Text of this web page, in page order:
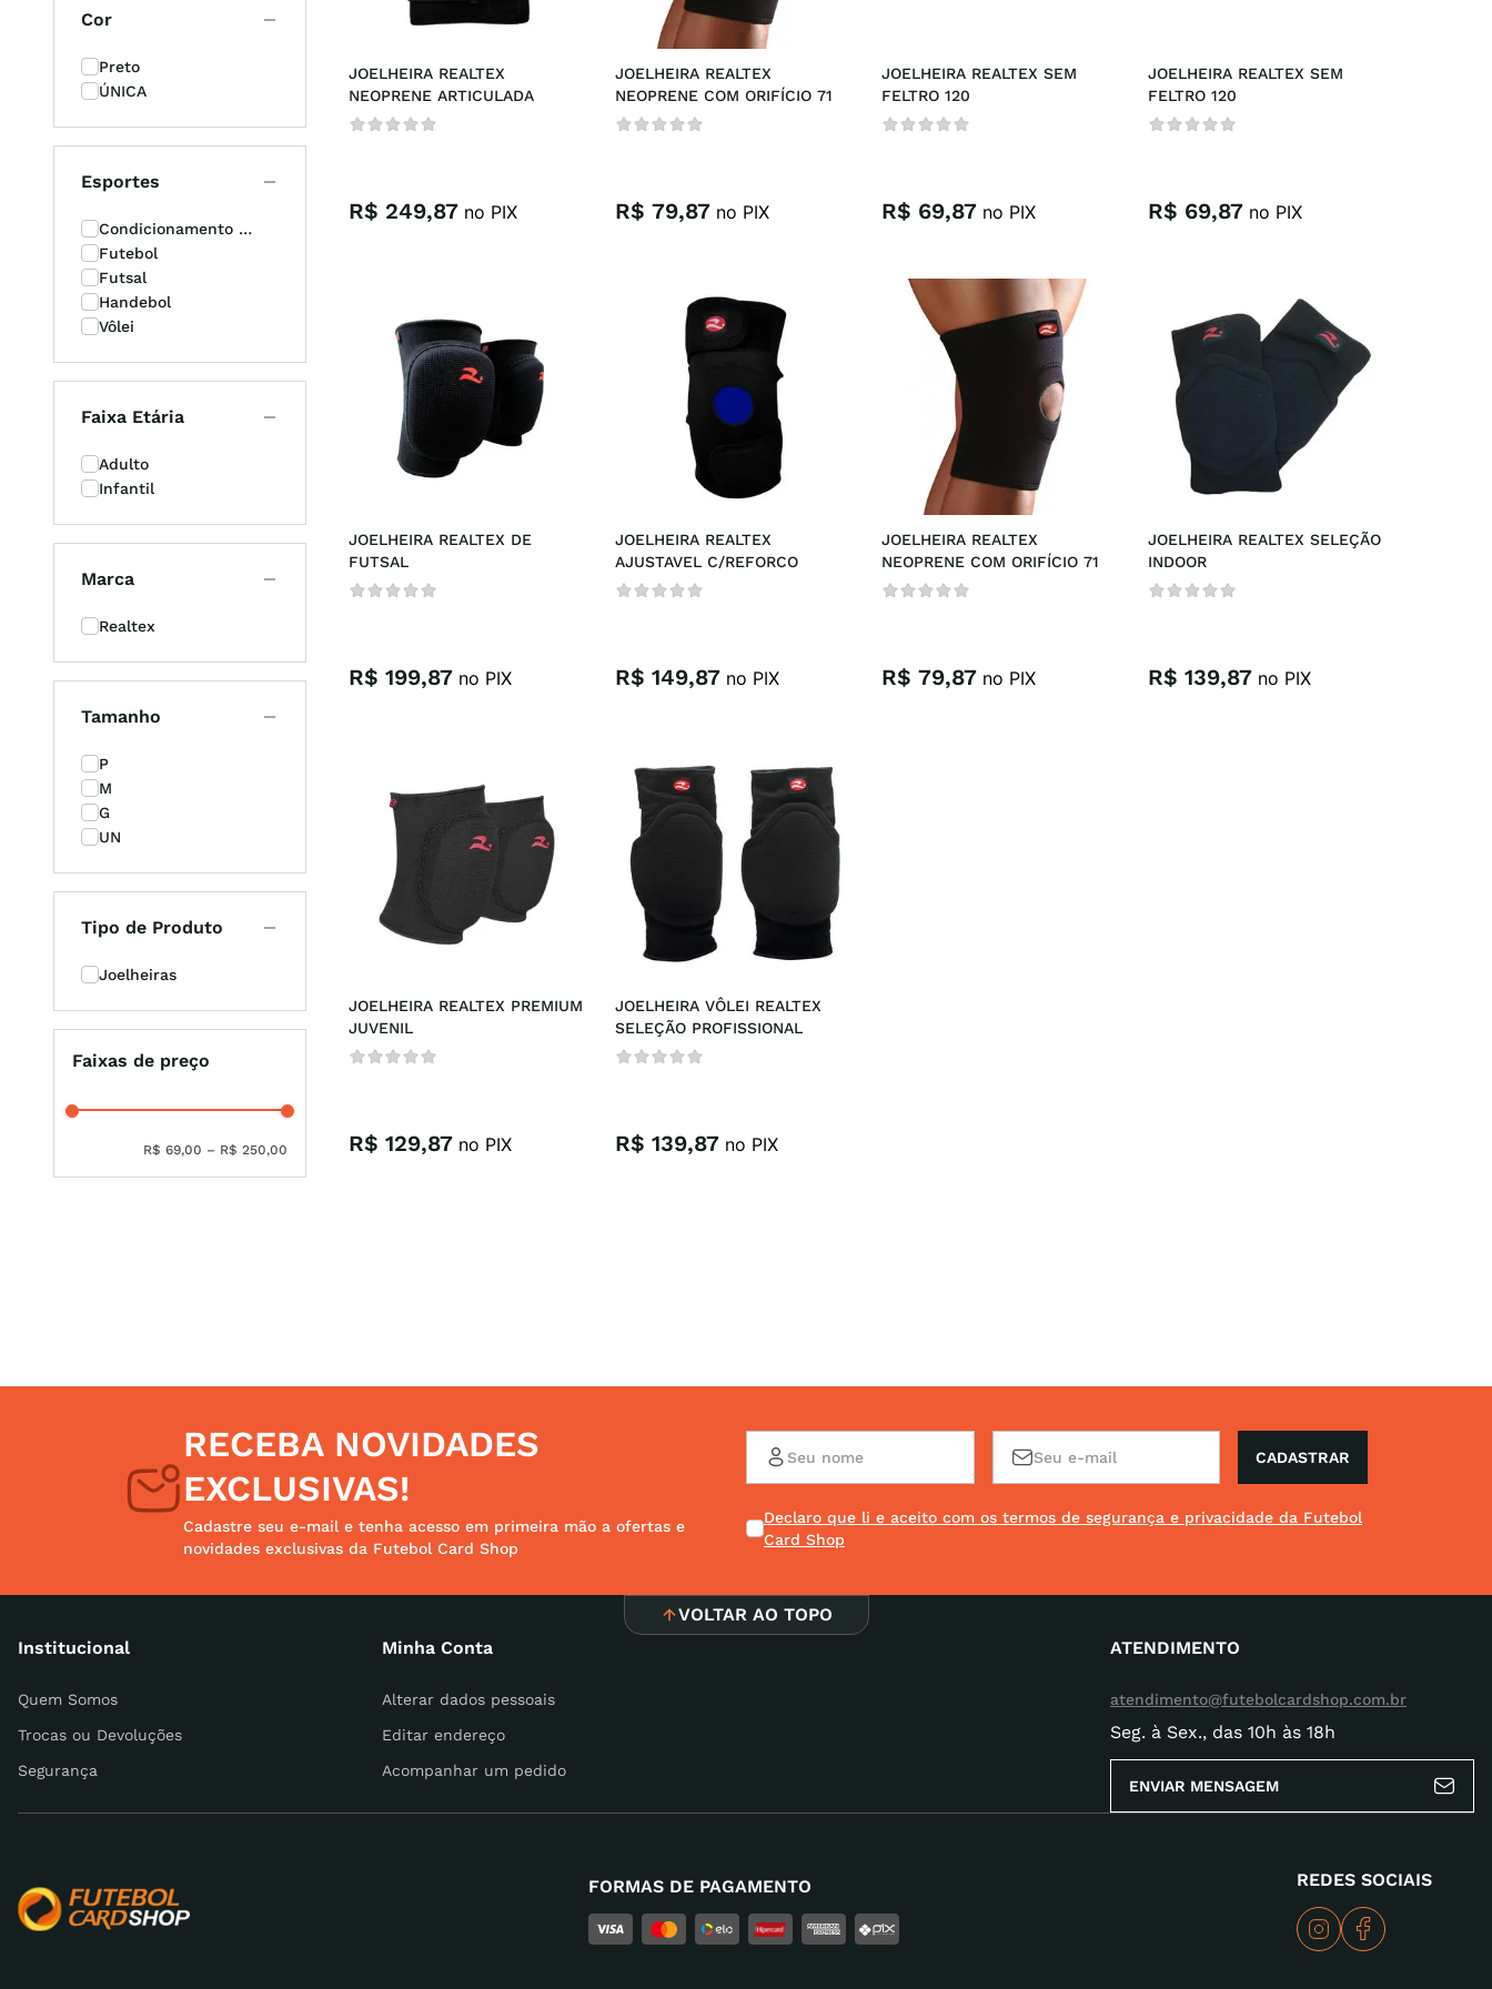
Cor
Preto
ÚNICA
Esportes
Condicionamento
Físico
Futebol
Futsal
Handebol
Vôlei
Faixa Etária
Adulto
Infantil
Marca
Realtex
Tamanho
P
M
G
UN
Tipo de Produto
Joelheiras
Faixas de preço
R$ 69,00 – R$ 250,00
JOELHEIRA REALTEX
NEOPRENE ARTICULADA
R$ 249,87no PIX
JOELHEIRA REALTEX
NEOPRENE COM ORIFÍCIO 71
R$ 79,87no PIX
JOELHEIRA REALTEX SEM
FELTRO 120
R$ 69,87no PIX
JOELHEIRA REALTEX SEM
FELTRO 120
R$ 69,87no PIX
JOELHEIRA REALTEX DE
FUTSAL
R$ 199,87no PIX
JOELHEIRA REALTEX
AJUSTAVEL C/REFORCO
R$ 149,87no PIX
JOELHEIRA REALTEX
NEOPRENE COM ORIFÍCIO 71
R$ 79,87no PIX
JOELHEIRA REALTEX SELEÇÃO
INDOOR
R$ 139,87no PIX
JOELHEIRA REALTEX PREMIUM
JUVENIL
R$ 129,87no PIX
JOELHEIRA VÔLEI REALTEX
SELEÇÃO PROFISSIONAL
R$ 139,87no PIX
RECEBA NOVIDADES
EXCLUSIVAS!
Cadastre seu e-mail e tenha acesso em primeira mão a ofertas e
novidades exclusivas da Futebol Card Shop
CADASTRAR
Declaro que li e aceito com os termos de segurança e privacidade da Futebol
Card Shop
VOLTAR AO TOPO
Institucional
Quem Somos
Trocas ou Devoluções
Segurança
Minha Conta
Alterar dados pessoais
Editar endereço
Acompanhar um pedido
ATENDIMENTO
atendimento@futebolcardshop.com.br
Seg. à Sex., das 10h às 18h
ENVIAR MENSAGEM
FORMAS DE PAGAMENTO REDES SOCIAIS
8º futebol
9º tenis
10º